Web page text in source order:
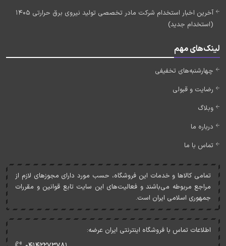
آخرین اخبار استخدام شرکت مادر تخصصی تولید نیروی برق حرارتی 1405
(استخدام جدید)
لینک‌های مهم
چهارشنبه‌های تخفیفی
رضایت و قبولی
وبلاگ
درباره ما
تماس با ما
تمامی کالاها و خدمات اين فروشگاه، حسب مورد دارای مجوزهای لازم از
مراجع مربوطه می‌باشند و فعاليت‌های اين سايت تابع قوانين و مقررات
جمهوری اسلامی ايران است.
اطلاعات تماس با فروشگاه اینترنتی ایران عرضه: